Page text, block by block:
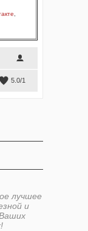
5.0/1
лучшее
и